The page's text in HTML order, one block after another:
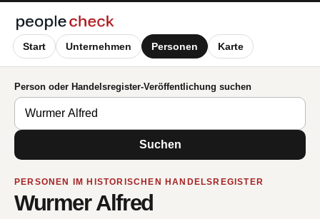
Start Unternehmen Personen Karte
Person oder Handelsregister-Veröffentlichung suchen
Suchen
PERSONEN IM HISTORISCHEN HANDELSREGISTER
Wurmer Alfred